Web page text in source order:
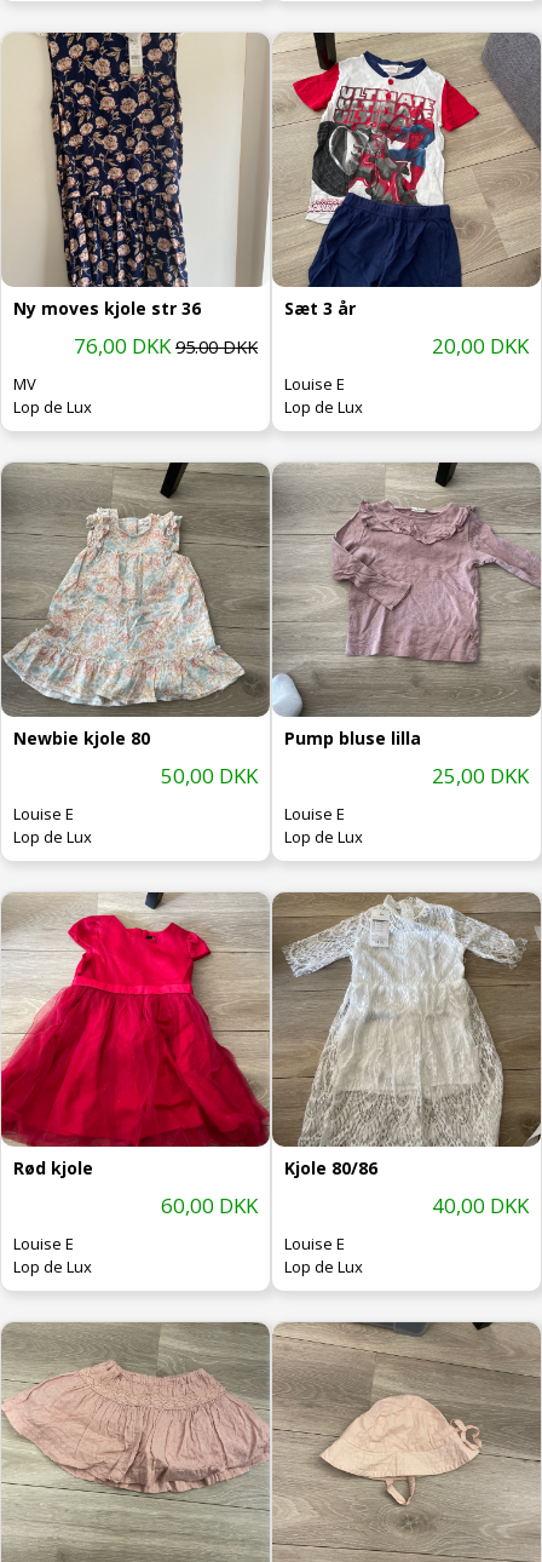
Ny moves kjole str 36
76,00 DKK95.00 DKK
MV
Lop de Lux
Sæt 3 år
20,00 DKK
Louise E
Lop de Lux
Newbie kjole 80
50,00 DKK
Louise E
Lop de Lux
Pump bluse lilla
25,00 DKK
Louise E
Lop de Lux
Rød kjole
60,00 DKK
Louise E
Lop de Lux
Kjole 80/86
40,00 DKK
Louise E
Lop de Lux